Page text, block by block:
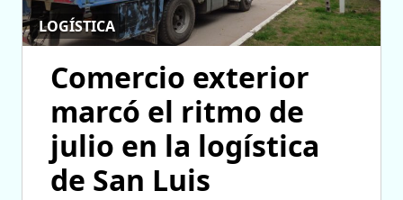
LOGÍSTICA
Comercio exterior
marcó el ritmo de
julio en la logística
de San Luis